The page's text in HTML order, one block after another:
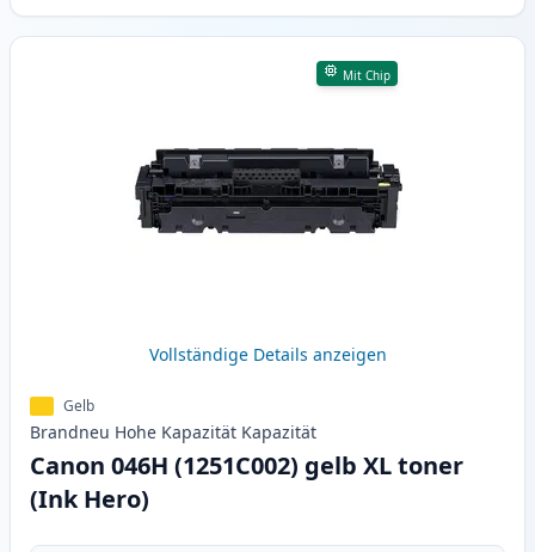
Mit Chip
Vollständige Details anzeigen
Gelb
Brandneu Hohe Kapazität Kapazität
Canon 046H (1251C002) gelb XL toner
(Ink Hero)